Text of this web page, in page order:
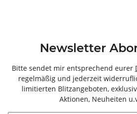
Newsletter
Bitte sendet mir entsprechend eurer
regelmäßig und jederzeit
limitierten Blitzangeboten,
Aktionen, Neuheiten